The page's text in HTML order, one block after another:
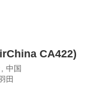
CA422)
, 中国
田